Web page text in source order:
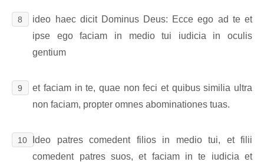
8
ideo haec dicit Dominus Deus: Ecce ego ad te et
ipse ego faciam in medio tui iudicia in oculis
gentium
9
et faciam in te, quae non feci et quibus similia ultra
non faciam, propter omnes abominationes tuas.
10
Ideo patres comedent filios in medio tui, et filii
comedent patres suos, et faciam in te iudicia et